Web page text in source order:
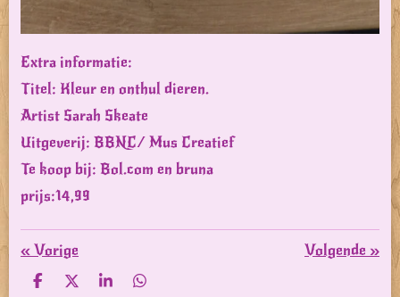
Extra informatie:
Titel: Kleur en onthul dieren.
Artist Sarah Skeate
Uitgeverij: BBNC/ Mus Creatief
Te koop bij: Bol.com en bruna
prijs:14,99
«Vorige Volgende »
D
D
S
D